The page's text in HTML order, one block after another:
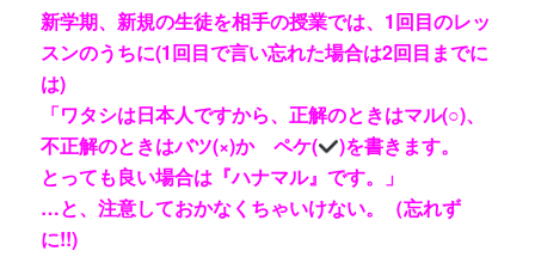
新学期、新規の生徒を相手の授業では、1回目のレッ
スンのうちに(1回目で言い忘れた場合は2回目までに
は)
「ワタシは日本人ですから、正解のときはマル(○)、
不正解のときはバツ(×)か ペケ(
)を書きます。
とっても良い場合は『ハナマル』です。」
…と、注意しておかなくちゃいけない。（忘れず
に!!)